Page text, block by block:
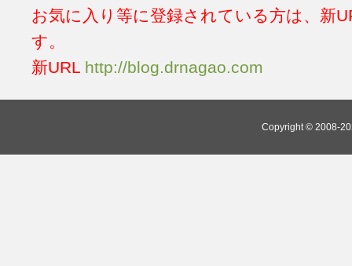
お気に入り等に登録されている方は、新
す。
新URL http://blog.drnagao.com
Copyright © 2008-